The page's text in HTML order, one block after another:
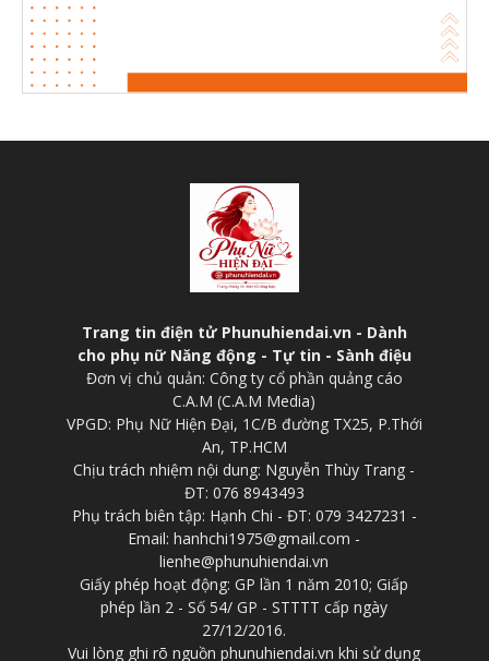
Trang tin điện tử Phunuhiendai.vn - Dành
cho phụ nữ Năng động - Tự tin - Sành điệu
Đơn vị chủ quản: Công ty cổ phần quảng cáo
C.A.M (C.A.M Media)
VPGD: Phụ Nữ Hiện Đại, 1C/B đường TX25, P.Thới
An, TP.HCM
Chịu trách nhiệm nội dung: Nguyễn Thùy Trang -
ĐT: 076 8943493
Phụ trách biên tập: Hạnh Chi - ĐT: 079 3427231 -
Email: hanhchi1975@gmail.com -
lienhe@phunuhiendai.vn
Giấy phép hoạt động: GP lần 1 năm 2010; Giấp
phép lần 2 - Số 54/ GP - STTTT cấp ngày
27/12/2016.
Vui lòng ghi rõ nguồn phunuhiendai.vn khi sử dụng